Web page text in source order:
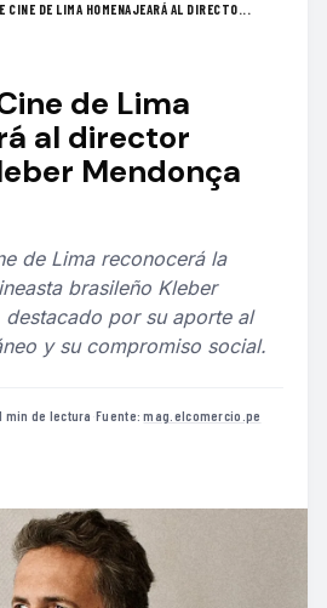
CINE DE LIMA HOMENAJEARÁ AL DIRECTO...
de Lima
al director
Mendonça
de Lima reconocerá la
brasileño Kleber
destacado por su aporte al
y su compromiso social.
min de lectura ·Fuente:mag.elcomercio.pe